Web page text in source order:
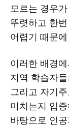
모르는 경우
뚜렷하고 한
어렵기 때문
이러한 배경
지역 학습자
그리고 자기
미치는지 입
바탕으로 인